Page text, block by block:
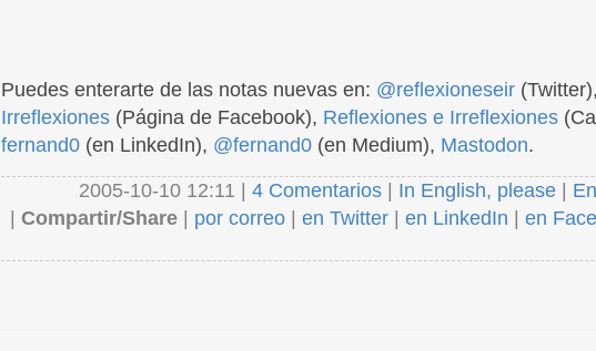
Puedes enterarte de las notas nuevas en: @reflexioneseir (Twitter),
Irreflexiones (Página de Facebook), Reflexiones e Irreflexiones
fernand0 (en LinkedIn), @fernand0 (en Medium), Mastodon.
2005-10-10 12:11 | 4 Comentarios In English, please
Compartir/Share por correo en Twitter en LinkedIn en